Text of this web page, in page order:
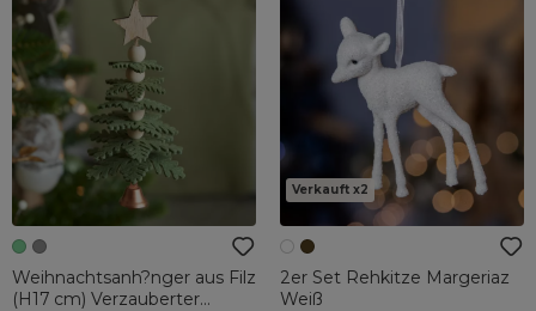
Weihnachtsanh?nger aus Filz
(H17 cm) Verzauberter
Verkauft x2
2er Set Rehkitze Margeriaz
Weiß